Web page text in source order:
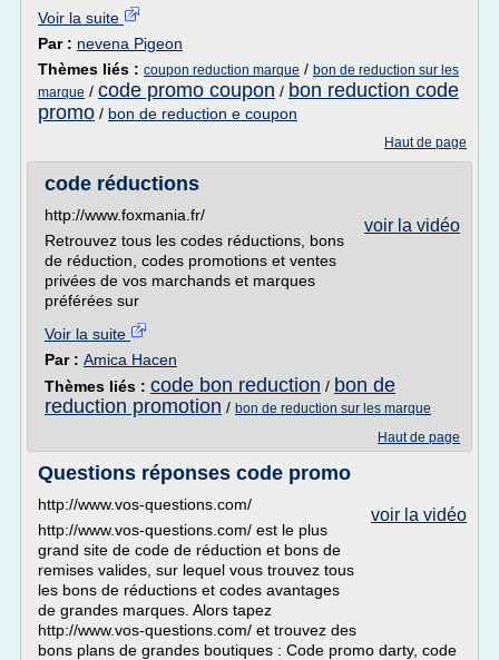
Voir la suite
Par : nevena Pigeon
Thèmes liés : coupon reduction marque / bon de reduction sur les
marque / code promo coupon / bon reduction code
promo / bon de reduction e coupon
Haut de page
code réductions
voir la vidéo
http://www.foxmania.fr/
Retrouvez tous les codes réductions, bons
de réduction, codes promotions et ventes
privées de vos marchands et marques
préférées sur
Voir la suite
Par : Amica Hacen
Thèmes liés : code bon reduction / bon de
reduction promotion / bon de reduction sur les marque
Haut de page
Questions réponses code promo
voir la vidéo
http://www.vos-questions.com/
http://www.vos-questions.com/ est le plus
grand site de code de réduction et bons de
remises valides, sur lequel vous trouvez tous
les bons de réductions et codes avantages
de grandes marques. Alors tapez
http://www.vos-questions.com/ et trouvez des
bons plans de grandes boutiques : Code promo darty, code